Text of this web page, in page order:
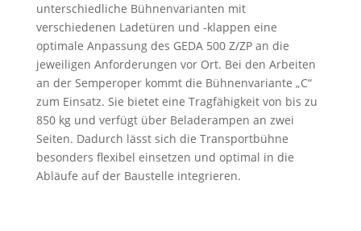
unterschiedliche Bühnenvarianten mit
verschiedenen Ladetüren und -klappen eine
optimale Anpassung des GEDA 500 Z/ZP an die
jeweiligen Anforderungen vor Ort. Bei den Arbeiten
an der Semperoper kommt die Bühnenvariante „C“
zum Einsatz. Sie bietet eine Tragfähigkeit von bis zu
850 kg und verfügt über Beladerampen an zwei
Seiten. Dadurch lässt sich die Transportbühne
besonders flexibel einsetzen und optimal in die
Abläufe auf der Baustelle integrieren.